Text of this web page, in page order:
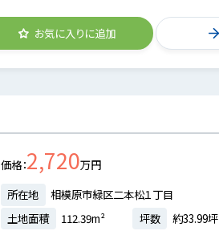
お気に入りに追加
価格 2,720万円
所在地
相模原市緑区二本松１丁目
土地面積
112.39m² 坪数 約33.99坪